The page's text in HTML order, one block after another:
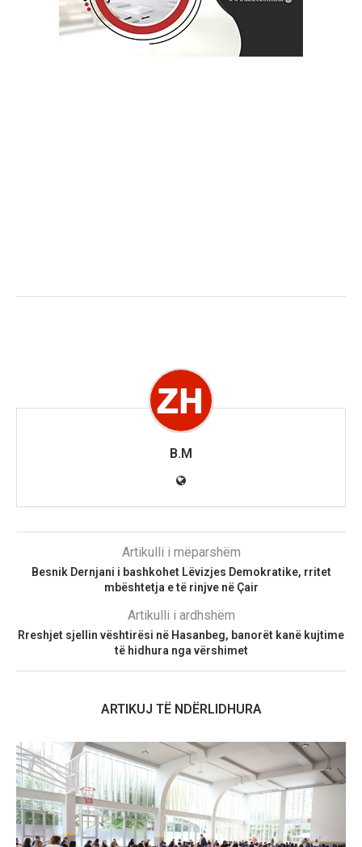
B.M
Artikulli i mëparshëm
Besnik Dernjani i bashkohet Lëvizjes Demokratike, rritet
mbështetja e të rinjve në Çair
Artikulli i ardhshëm
Rreshjet sjellin vështirësi në Hasanbeg, banorët kanë kujtime
të hidhura nga vërshimet
ARTIKUJ TË NDËRLIDHURA